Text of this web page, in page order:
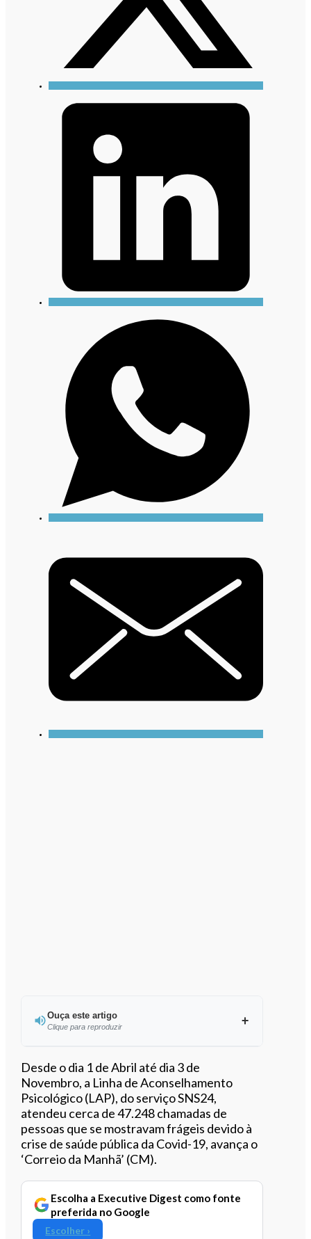
Ouça este artigo
Clique para reproduzir
Ouvir este artigo
Desde o dia 1 de Abril até dia 3 de
Novembro, a Linha de Aconselhamento
Psicológico (LAP), do serviço SNS24,
atendeu cerca de 47.248 chamadas de
pessoas que se mostravam frágeis devido à
crise de saúde pública da Covid-19, avança o
‘Correio da Manhã’ (CM).
Escolha a Executive Digest como fonte
preferida no Google
Escolher ›